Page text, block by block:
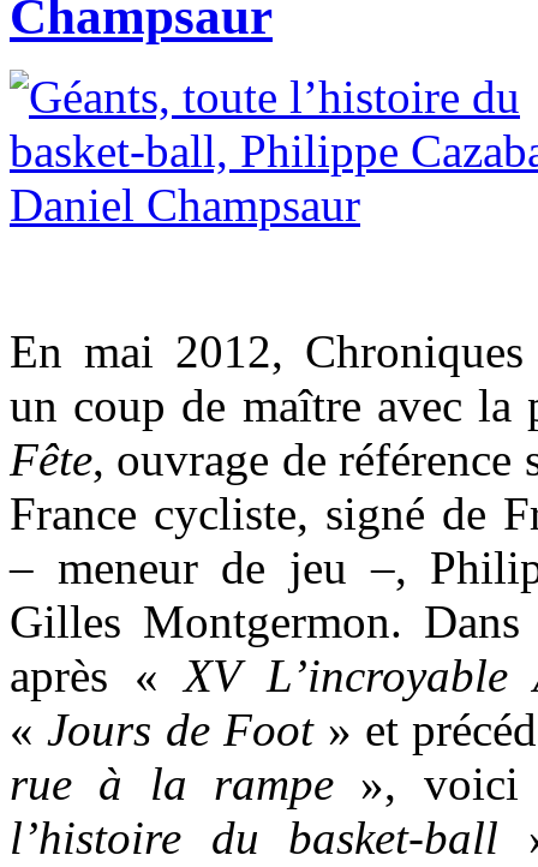
Champsaur
En mai 2012,
un coup de maître avec
Fête, ouvrage de référence
France cycliste, signé de
– meneur de jeu –,
Gilles Montgermon.
après «XV L’incroyable
«Jours de Foot» et
rue à la rampe »,
l’histoire du basket-ball